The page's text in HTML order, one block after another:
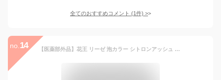
全てのおすすめコメント (1件) >
no. 14 【医薬部外品】花王 リーゼ 泡カラー シトロンアッシュ 115ml